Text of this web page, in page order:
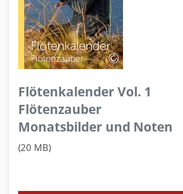
Flötenkalender Vol. 1
Flötenzauber
Monatsbilder und Noten
(20 MB)